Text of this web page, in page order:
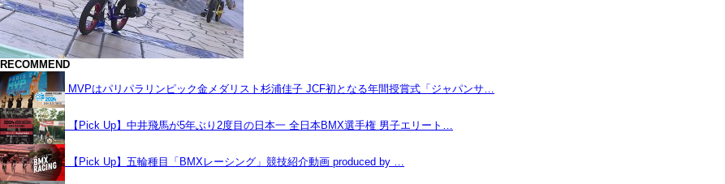
RECOMMEND
MVPはパリパラリンピック金メダリスト杉浦佳子 JCF初となる年間授賞式「ジャパンサ…
【Pick Up】中井飛馬が5年ぶり2度目の日本一 全日本BMX選手権 男子エリート…
【Pick Up】五輪種目「BMXレーシング」競技紹介動画 produced by …